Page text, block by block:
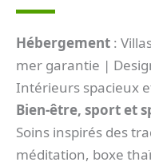
Hébergement :
mer garantie |
Intérieurs spacieux
Bien-être, sport et
Soins inspirés des
méditation, boxe